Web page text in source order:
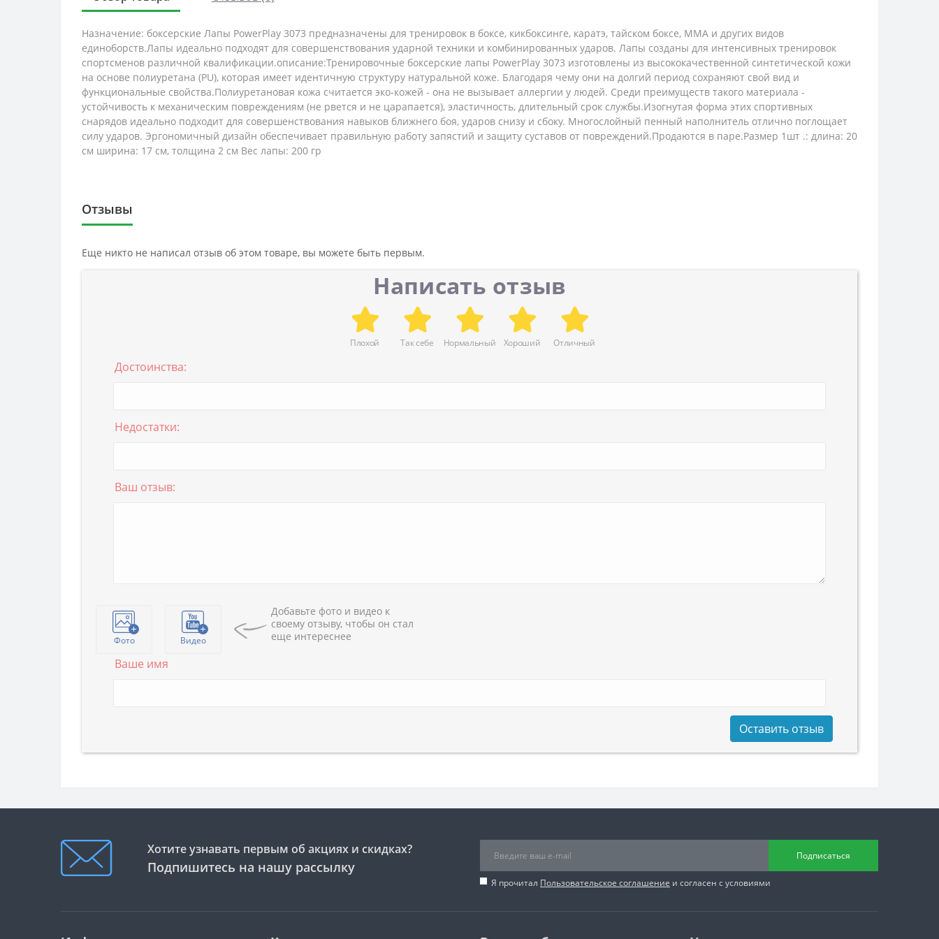
Назначение: боксерские Лапы PowerPlay 3073 предназначены для тренировок в боксе, кикбоксинге, каратэ, тайском боксе, MMA и других видов
единоборств.Лапы идеально подходят для совершенствования ударной техники и комбинированных ударов. Лапы созданы для интенсивных тренировок
спортсменов различной квалификации.описание:Тренировочные боксерские лапы PowerPlay 3073 изготовлены из высококачественной синтетической кожи
на основе полиуретана (PU), которая имеет идентичную структуру натуральной коже. Благодаря чему они на долгий период сохраняют свой вид и
функциональные свойства.Полиуретановая кожа считается эко-кожей - она ​​не вызывает аллергии у людей. Среди преимуществ такого материала -
устойчивость к механическим повреждениям (не рвется и не царапается), эластичность, длительный срок службы.Изогнутая форма этих спортивных
снарядов идеально подходит для совершенствования навыков ближнего боя, ударов снизу и сбоку. Многослойный пенный наполнитель отлично поглощает
силу ударов. Эргономичный дизайн обеспечивает правильную работу запястий и защиту суставов от повреждений.Продаются в паре.Размер 1шт .: длина: 20
см ширина: 17 см, толщина 2 см Вес лапы: 200 гр
Отзывы
Еще никто не написал отзыв об этом товаре, вы можете быть первым.
Написать отзыв
Плохой Так себе Нормальный Хороший Отличный
Достоинства:
Недостатки:
Ваш отзыв:
Фото Видео
Добавьте фото и видео к
своему отзыву, чтобы он стал
еще интереснее
Ваше имя
Оставить отзыв
Хотите узнавать первым об акциях и скидках?
Подпишитесь на нашу рассылку
Подписаться
Я прочитал Пользовательское соглашение и согласен с условиями